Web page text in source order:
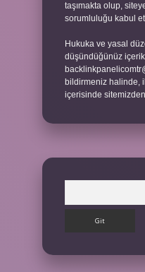
taşımakta olup,
sorumluluğu kabul
Hukuka ve yasal
düşündüğünüz
bildirmeniz halinde,
içerisinde sitemizden